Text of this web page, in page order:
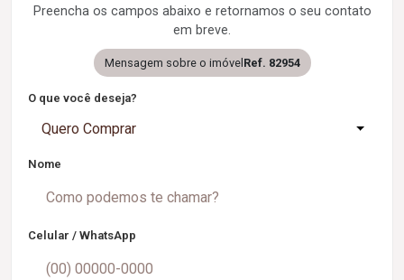
Preencha os campos abaixo e retornamos o seu contato
em breve.
Mensagem sobre o imóvel Ref. 82954
O que você deseja?
Quero Comprar
Nome
Celular / WhatsApp